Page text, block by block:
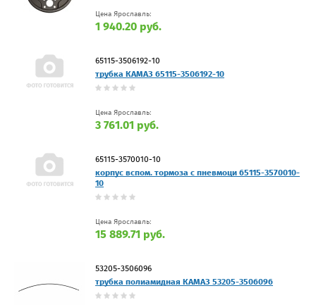
Цена Ярославль:
1 940.20 руб.
65115-3506192-10
трубка КАМАЗ 65115-3506192-10
Цена Ярославль:
3 761.01 руб.
65115-3570010-10
корпус вспом. тормоза с пневмоци 65115-3570010-
10
Цена Ярославль:
15 889.71 руб.
53205-3506096
трубка полиамидная КАМАЗ 53205-3506096